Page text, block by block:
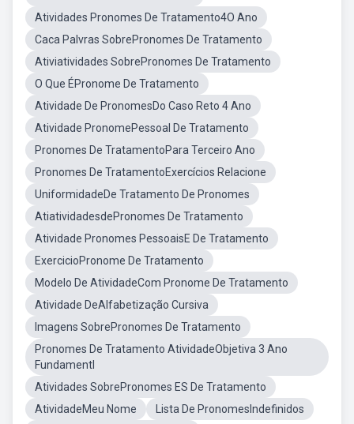
Atividades Pronomes De Tratamento4O Ano
Caca Palvras SobrePronomes De Tratamento
Ativiatividades SobrePronomes De Tratamento
O Que ÉPronome De Tratamento
Atividade De PronomesDo Caso Reto 4 Ano
Atividade PronomePessoal De Tratamento
Pronomes De TratamentoPara Terceiro Ano
Pronomes De TratamentoExercícios Relacione
UniformidadeDe Tratamento De Pronomes
AtiatividadesdePronomes De Tratamento
Atividade Pronomes PessoaisE De Tratamento
ExercicioPronome De Tratamento
Modelo De AtividadeCom Pronome De Tratamento
Atividade DeAlfabetização Cursiva
Imagens SobrePronomes De Tratamento
Pronomes De Tratamento AtividadeObjetiva 3 Ano
Fundamentl
Atividades SobrePronomes ES De Tratamento
AtividadeMeu Nome
Lista De PronomesIndefinidos